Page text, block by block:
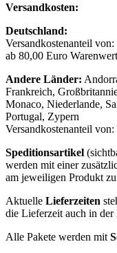
Versandkosten:
Deutschland:
Versandkostenanteil
ab 80,00 Euro
Andere Länder:
Frankreich,
Monaco, Niederlande,
Portugal, Zypern
Versandkostenanteil
Speditionsartikel
werden mit einer
am jeweiligen Produkt
Aktuelle Lieferzeiten
die Lieferzeit auch in der
Alle Pakete werden mit